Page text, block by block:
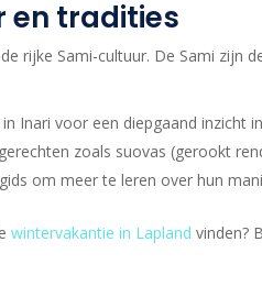
en tradities
rijke Sami-cultuur. De Sami zijn
Inari voor een diepgaand inzicht
zoals suovas (gerookt
om meer te leren over hun
wintervakantie in Lapland vinden?